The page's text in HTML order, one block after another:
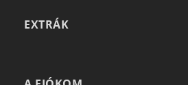
EXTRÁK